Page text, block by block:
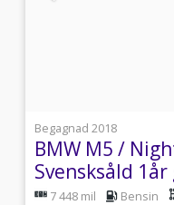
Begagnad 2018
BMW M5 /
Svensksåld
7 448 mil Bensin